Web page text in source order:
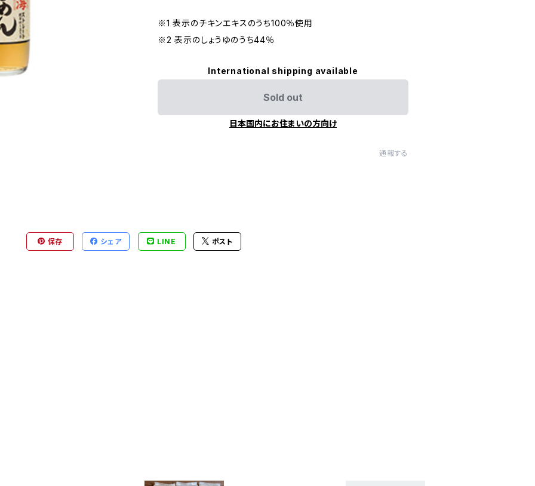
※1 表示のチキンエキスのうち100％使用
※2 表示のしょうゆのうち44％
International shipping available
Sold out
日本国内にお住まいの方向け
通報する
保存 シェア LINE ポスト